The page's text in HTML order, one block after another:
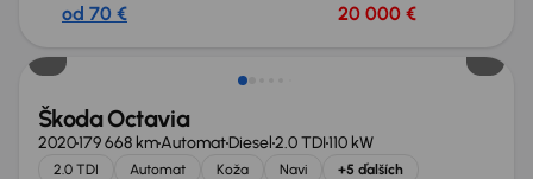
od 70 € 20 000 €
Škoda Octavia
2020179 668 kmAutomatDiesel2.0 TDI110 kW
2.0 TDI Automat Koža Navi +5 ďalších